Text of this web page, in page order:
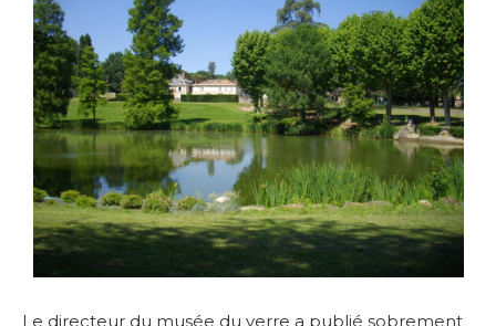
Le directeur du musée du verre a publié sobrement